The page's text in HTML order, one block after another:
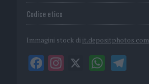
Codice etico
Immagini stock di it.depositphotos.com